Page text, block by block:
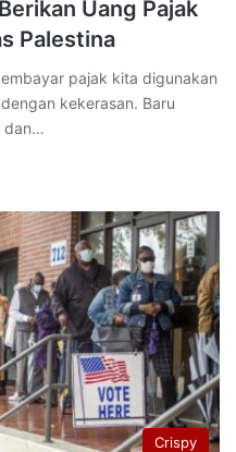
Uang Pajak
Palestina
pajak kita digunakan
kekerasan. Baru
dan…
Crispy